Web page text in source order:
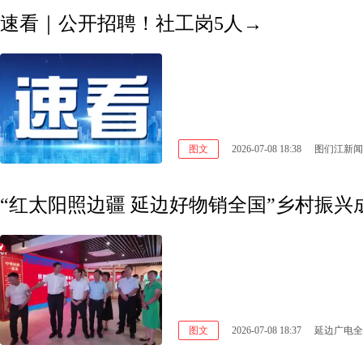
速看｜公开招聘！社工岗5人→
图文 2026-07-08 18:38 图们江新
“红太阳照边疆 延边好物销全国”乡村振
图文 2026-07-08 18:37 延边广电